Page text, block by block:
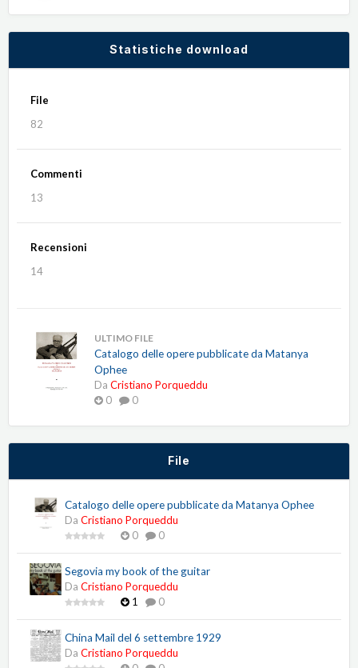
Statistiche download
File
82
Commenti
13
Recensioni
14
ULTIMO FILE
Catalogo delle opere pubblicate da Matanya
Ophee
Da Cristiano Porqueddu
0
0
File
Catalogo delle opere pubblicate da Matanya Ophee
Da Cristiano Porqueddu
0
0
Segovia my book of the guitar
Da Cristiano Porqueddu
1
0
China Mail del 6 settembre 1929
Da Cristiano Porqueddu